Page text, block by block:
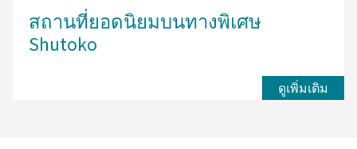
สถานที่ยอดนิยมบนทางพิเศษ
Shutoko
ดูเพิ่มเติม